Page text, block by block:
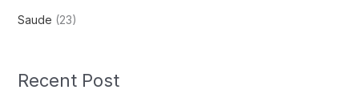
Saude (23)
Recent Post